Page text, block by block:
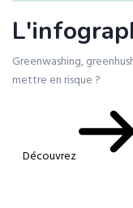
Greenwashing,
mettre en risque ?
Découvrez